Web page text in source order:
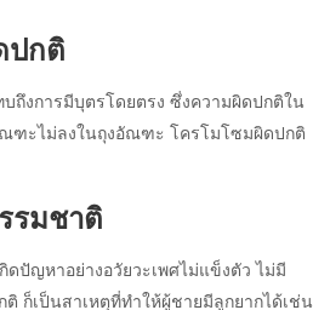
ปกติ
ถึงการมีบุตรโดยตรง ซึ่งความผิดปกติใน
ณฑะไม่ลงในถุงอัณฑะ โครโมโซมผิดปกติ
รมชาติ
ปัญหาอย่างอวัยวะเพศไม่แข็งตัว ไม่มี
ก็เป็นสาเหตุที่ทำให้ผู้ชายมีลูกยากได้เช่น